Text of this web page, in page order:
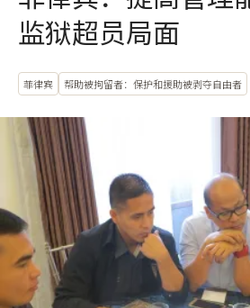
监狱超员局面
菲律宾 帮助被拘留者：保护和援助被剥夺自由者